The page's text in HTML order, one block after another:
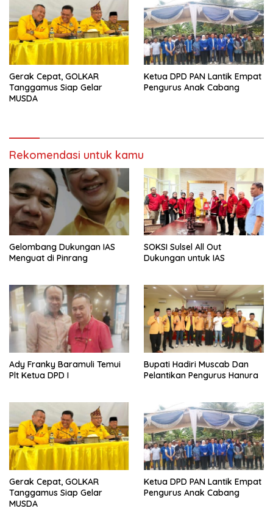
Gerak Cepat, GOLKAR
Tanggamus Siap Gelar
MUSDA
Ketua DPD PAN Lantik Empat
Pengurus Anak Cabang
Rekomendasi untuk kamu
Gelombang Dukungan IAS
Menguat di Pinrang
SOKSI Sulsel All Out
Dukungan untuk IAS
Ady Franky Baramuli Temui
Plt Ketua DPD I
Bupati Hadiri Muscab Dan
Pelantikan Pengurus Hanura
Gerak Cepat, GOLKAR
Tanggamus Siap Gelar
MUSDA
Ketua DPD PAN Lantik Empat
Pengurus Anak Cabang